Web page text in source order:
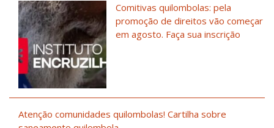
Comitivas quilombolas: pela
promoção de direitos vão começar
em agosto. Faça sua inscrição
Atenção comunidades quilombolas! Cartilha sobre